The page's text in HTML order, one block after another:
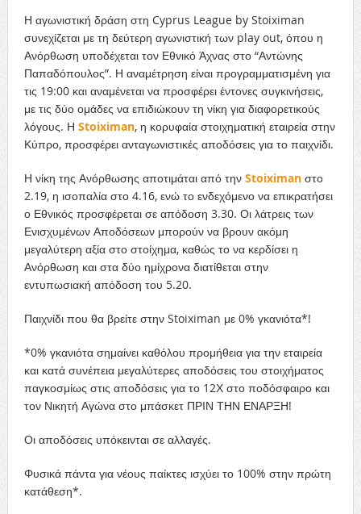
Η αγωνιστική δράση στη Cyprus League by Stoiximan
συνεχίζεται με τη δεύτερη αγωνιστική των play out, όπου η
Ανόρθωση υποδέχεται τον Εθνικό Άχνας στο “Αντώνης
Παπαδόπουλος”. Η αναμέτρηση είναι προγραμματισμένη για
τις 19:00 και αναμένεται να προσφέρει έντονες συγκινήσεις,
με τις δύο ομάδες να επιδιώκουν τη νίκη για διαφορετικούς
λόγους. Η Stoiximan, η κορυφαία στοιχηματική εταιρεία στην
Κύπρο, προσφέρει ανταγωνιστικές αποδόσεις για το παιχνίδι.
Η νίκη της Ανόρθωσης αποτιμάται από την Stoiximanστο
2.19, η ισοπαλία στο 4.16, ενώ το ενδεχόμενο να επικρατήσει
ο Εθνικός προσφέρεται σε απόδοση 3.30. Οι λάτρεις των
Ενισχυμένων Αποδόσεων μπορούν να βρουν ακόμη
μεγαλύτερη αξία στο στοίχημα, καθώς το να κερδίσει η
Ανόρθωση και στα δύο ημίχρονα διατίθεται στην
εντυπωσιακή απόδοση του 5.20.
Παιχνίδι που θα βρείτε στην Stoiximan με 0% γκανιότα*!
*0% γκανιότα σημαίνει καθόλου προμήθεια για την εταιρεία
και κατά συνέπεια μεγαλύτερες αποδόσεις του στοιχήματος
παγκοσμίως στις αποδόσεις για το 12Χ στο ποδόσφαιρο και
τον Νικητή Αγώνα στο μπάσκετ ΠΡΙΝ ΤΗΝ ΕΝΑΡΞΗ!
Οι αποδόσεις υπόκεινται σε αλλαγές.
Φυσικά πάντα για νέους παίκτες ισχύει το 100% στην πρώτη
κατάθεση*.